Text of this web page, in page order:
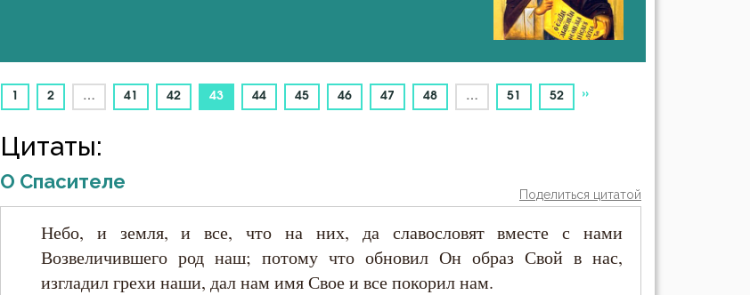
Аврелий Августин
Амвросий Медиоланский
Амвросий Оптинский (Гренков)
Амфилохий Иконийский
Анастасий Антиохийский
1 2 … 41 42 43(current)
44 45 46 47 48 … 51 52 »
Цитаты:
О Спасителе
Поделиться цитатой
Небо, и земля, и все, что на них, да славословят вместе с нами
Возвеличившего род наш; потому что обновил Он образ Свой в нас,
изгладил грехи наши, дал нам имя Свое и все покорил нам.